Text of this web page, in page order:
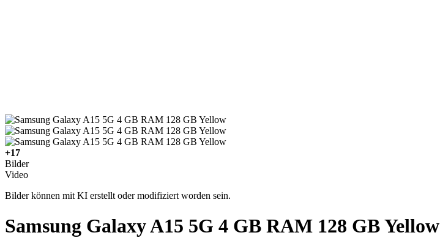
+17
Bilder
Video
Bilder können mit KI erstellt oder modifiziert worden sein.
Samsung Galaxy A15 5G 4 GB RAM 128 GB Yellow